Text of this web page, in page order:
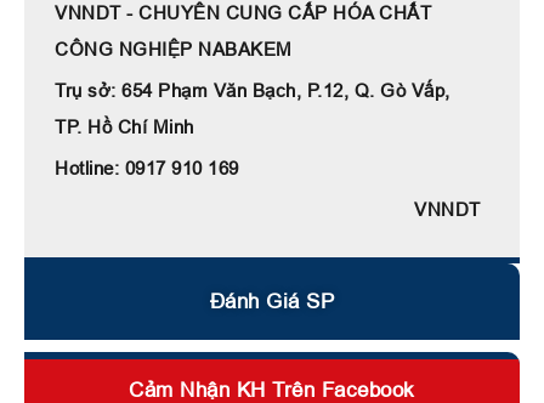
VNNDT - CHUYÊN CUNG CẤP HÓA CHẤT
CÔNG NGHIỆP NABAKEM
Trụ sở: 654 Phạm Văn Bạch, P.12, Q. Gò Vấp,
TP. Hồ Chí Minh
Hotline: 0917 910 169
VNNDT
Đánh Giá SP
Cảm Nhận KH Trên Facebook